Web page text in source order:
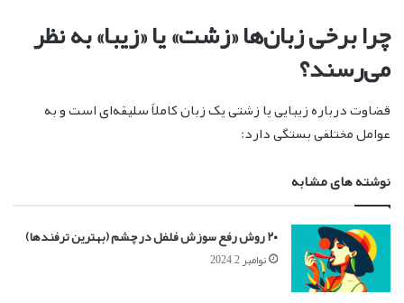
چرا برخی زبان‌ها «زشت» یا «زیبا» به نظر
می‌رسند؟
قضاوت درباره زیبایی یا زشتی یک زبان کاملاً سلیقه‌ای است و به
عوامل مختلفی بستگی دارد:
نوشته های مشابه
۲۰ روش رفع سوزش فلفل در چشم (بهترین ترفندها)
نوامبر 2, 2024